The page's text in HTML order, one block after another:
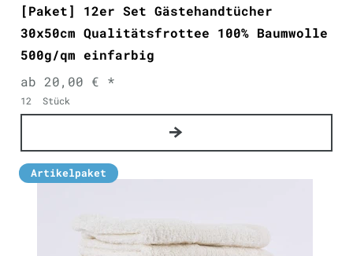
[Paket] 12er Set Gästehandtücher
30x50cm Qualitätsfrottee 100% Baumwolle
500g/qm einfarbig
ab 20,00 € *
12 Stück
Artikelpaket